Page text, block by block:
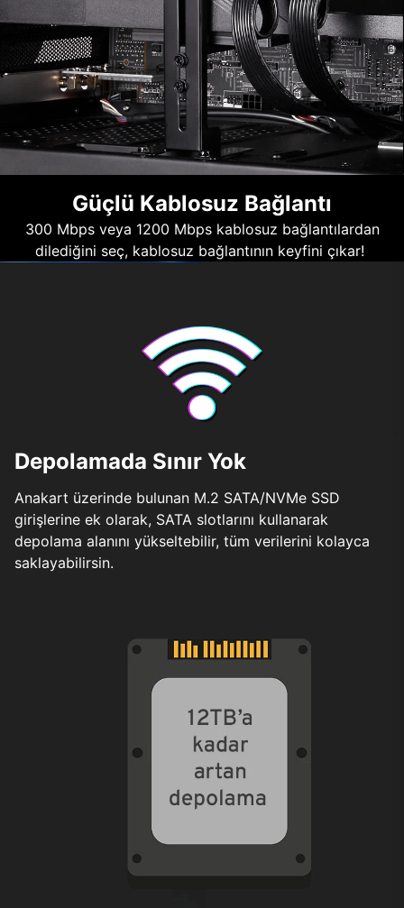
Güçlü Kablosuz Bağlantı
300 Mbps veya 1200 Mbps kablosuz bağlantılardan
dilediğini seç, kablosuz bağlantının keyfini çıkar!
Depolamada Sınır Yok
Anakart üzerinde bulunan M.2 SATA/NVMe SSD
girişlerine ek olarak, SATA slotlarını kullanarak
depolama alanını yükseltebilir, tüm verilerini kolayca
saklayabilirsin.